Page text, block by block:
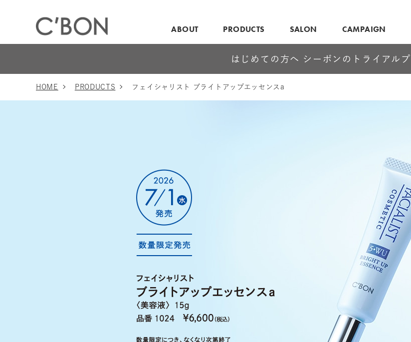
ABOUT PRODUCTS SALON CAMPAIGN
はじめての方へ シーボンのトライアル
HOME PRODUCTS フェイシャリスト ブライトアップエッセンスa